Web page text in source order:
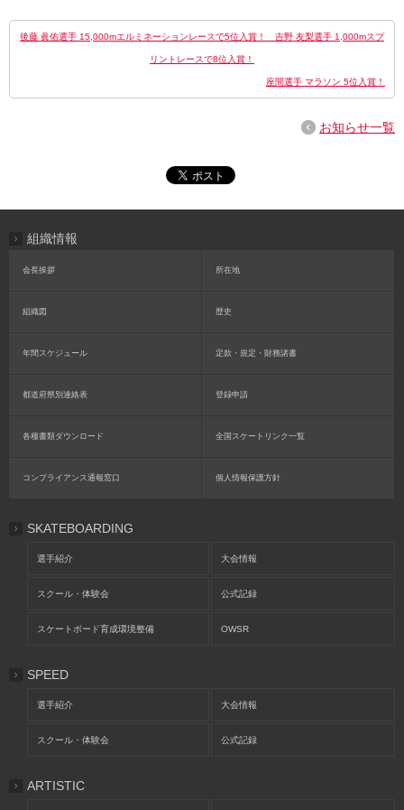
後藤 眞佑選手 15,000mエルミネーションレースで5位入賞！ 吉野 友梨選手 1,000mスプ
リントレースで8位入賞！
座間選手 マラソン 5位入賞！
お知らせ一覧
組織情報
会長挨拶 所在地
組織図 歴史
年間スケジュール 定款・規定・財務諸書
都道府県別連絡表 登録申請
各種書類ダウンロード 全国スケートリンク一覧
コンプライアンス通報窓口 個人情報保護方針
SKATEBOARDING
選手紹介 大会情報
スクール・体験会 公式記録
スケートボード育成環境整備 OWSR
SPEED
選手紹介 大会情報
スクール・体験会 公式記録
ARTISTIC